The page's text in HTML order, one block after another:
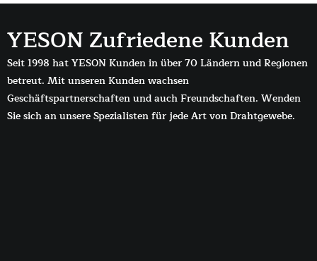
YESON Zufriedene Kunden
Seit 1998 hat YESON Kunden in über 70 Ländern und Regionen
betreut. Mit unseren Kunden wachsen
Geschäftspartnerschaften und auch Freundschaften. Wenden
Sie sich an unsere Spezialisten für jede Art von Drahtgewebe.